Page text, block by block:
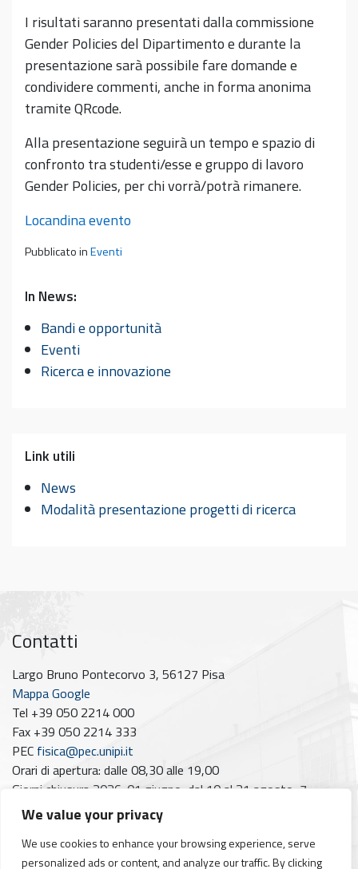
We value your privacy
We use cookies to enhance your browsing experience, serve
personalized ads or content, and analyze our traffic. By clicking
I risultati saranno presentati dalla commissione
Gender Policies del Dipartimento e durante la
presentazione sarà possibile fare domande e
condividere commenti, anche in forma anonima
tramite QRcode.
Alla presentazione seguirà un tempo e spazio di
confronto tra studenti/esse e gruppo di lavoro
Gender Policies, per chi vorrà/potrà rimanere.
Locandina evento
Pubblicato inEventi
In News:
Bandi e opportunità
Eventi
Ricerca e innovazione
Link utili
News
Modalità presentazione progetti di ricerca
Contatti
Largo Bruno Pontecorvo 3, 56127 Pisa
Mappa Google
Tel +39 050 2214 000
Fax +39 050 2214 333
PEC fisica@pec.unipi.it
Orari di apertura: dalle 08,30 alle 19,00
Giorni chiusura 2026: 01 giugno, dal 10 al 21 agosto, 7
dicembre
Seguici su